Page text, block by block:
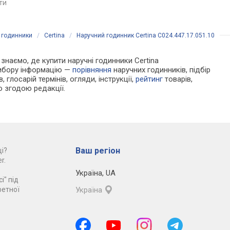
годинники / Certina / Наручний годинник Certina C024.447.17.051.10
де купити наручні годинники Certina
інформацію —порівняння наручних годинників, підбір
термінів, огляди, інструкції,рейтинг товарів,
згодою редакції.
під
Ваш регіон
Україна, UA
Україна